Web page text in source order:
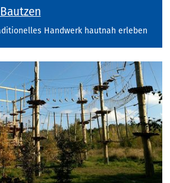
Handwerk hautnah erleben